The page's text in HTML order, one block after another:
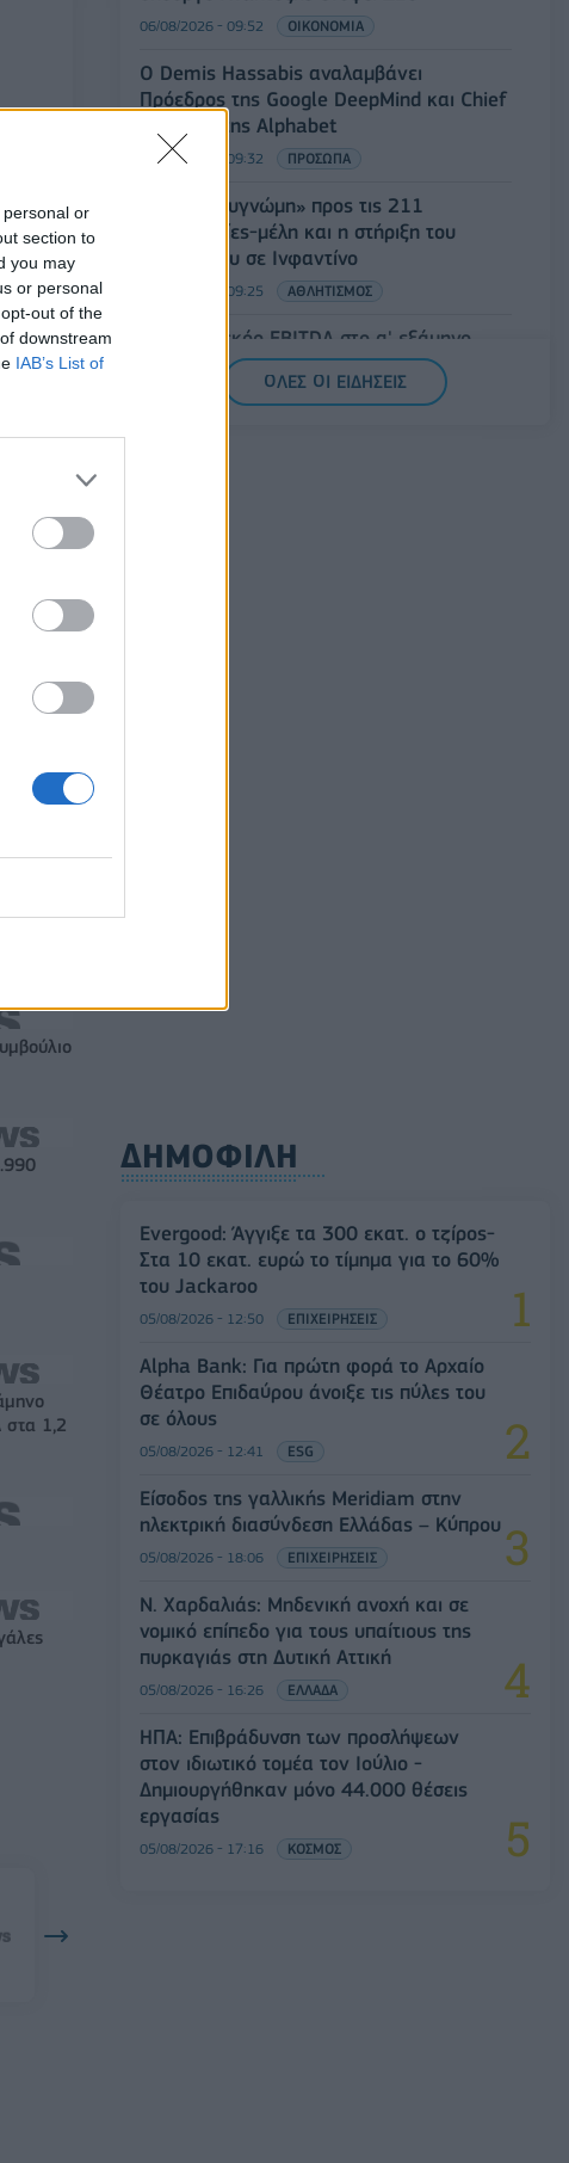
or
section to
you may
or personal
out of the
downstream
IAB’s List of
στα 1,2
06/08/2026 - 09:52 ΟΙΚΟΝΟΜΙΑ
Ο Demis Hassabis αναλαμβάνει
Πρόεδρος της Google DeepMind και Chief
Scientist της Alphabet
06/08/2026 - 09:32 ΠΡΟΣΩΠΑ
FIFA: Η «συγνώμη» προς τις 211
ομοσπονδίες-μέλη και η στήριξη του
συμβουλίου σε Ινφαντίνο
06/08/2026 - 09:25 ΑΘΛΗΤΙΣΜΟΣ
Metlen: Ρεκόρ EBITDA στο α' εξάμηνο,
στα 550 εκατ. ευρώ – Καθαρά κέρδη 313
εκατ. ευρώ.
ΟΛΕΣ ΟΙ ΕΙΔΗΣΕΙΣ
ΔΗΜΟΦΙΛΗ
Evergood: Άγγιξε τα 300 εκατ. ο τζίρος-
Στα 10 εκατ. ευρώ το τίμημα για το 60%
του Jackaroo
05/08/2026 - 12:50 ΕΠΙΧΕΙΡΗΣΕΙΣ
Alpha Bank: Για πρώτη φορά το Αρχαίο
Θέατρο Επιδαύρου άνοιξε τις πύλες του
σε όλους
05/08/2026 - 12:41 ESG
Είσοδος της γαλλικής Meridiam στην
ηλεκτρική διασύνδεση Ελλάδας – Κύπρου
05/08/2026 - 18:06 ΕΠΙΧΕΙΡΗΣΕΙΣ
Ν. Χαρδαλιάς: Μηδενική ανοχή και σε
νομικό επίπεδο για τους υπαίτιους της
πυρκαγιάς στη Δυτική Αττική
05/08/2026 - 16:26 ΕΛΛΑΔΑ
ΗΠΑ: Επιβράδυνση των προσλήψεων
στον ιδιωτικό τομέα τον Ιούλιο -
Δημιουργήθηκαν μόνο 44.000 θέσεις
εργασίας
05/08/2026 - 17:16 ΚΟΣΜΟΣ